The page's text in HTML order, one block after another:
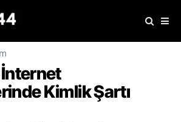
Kimlik Şartı